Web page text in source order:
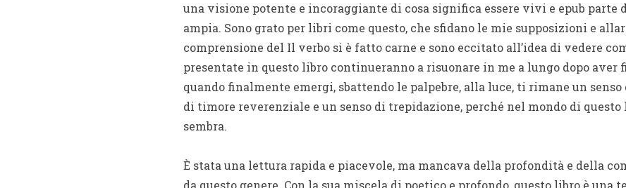
una visione potente e incoraggiante di cosa significa essere vivi e epub parte
ampia. Sono grato per libri come questo, che sfidano le mie supposizioni e
comprensione del Il verbo si è fatto carne e sono eccitato all’idea di vedere
presentate in questo libro continueranno a risuonare in me a lungo dopo aver
quando finalmente emergi, sbattendo le palpebre, alla luce, ti rimane un
di timore reverenziale e un senso di trepidazione, perché nel mondo di questo
sembra.
È stata una lettura rapida e piacevole, ma mancava della profondità e della
da questo genere. Con la sua miscela di poetico e profondo, questo libro è una